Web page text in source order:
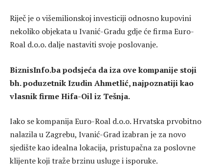
Riječ je o višemilionskoj investiciji odnosno kupovini
nekoliko objekata u Ivanić-Gradu gdje će firma Euro-
Roal d.o.o. dalje nastaviti svoje poslovanje.
BiznisInfo.ba podsjeća da iza ove kompanije stoji
bh. poduzetnik Izudin Ahmetlić, najpoznatiji kao
vlasnik firme Hifa-Oil iz Tešnja.
Iako se kompanija Euro-Roal d.o.o. Hrvatska prvobitno
nalazila u Zagrebu, Ivanić-Grad izabran je za novo
sjedište kao idealna lokacija, pristupačna za poslovne
klijente koji traže brzinu usluge i isporuke.